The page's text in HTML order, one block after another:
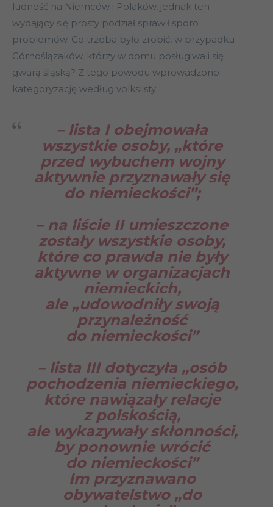
ludność na Niemców i Polaków, jednak ten
wydający się prosty podział sprawił sporo
problemów. Co trzeba było zrobić, w przypadku
Górnoślązaków, którzy w domu posługiwali się
gwarą śląską? Z tego powodu wprowadzono
kategoryzację według volkslisty:
– lista I obejmowała
wszystkie osoby, „które
przed wybuchem wojny
aktywnie przyznawały się
do niemieckości”;
– na liście II umieszczone
zostały wszystkie osoby,
które co prawda nie były
aktywne w organizacjach
niemieckich,
ale „udowodniły swoją
przynależność
do niemieckości”
– lista III dotyczyła „osób
pochodzenia niemieckiego,
które nawiązały relacje
z polskością,
ale wykazywały skłonności,
by ponownie wrócić
do niemieckości”
Im przyznawano
obywatelstwo „do